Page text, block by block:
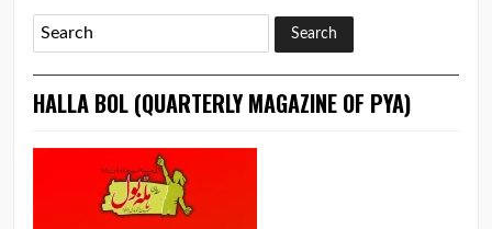
HALLA BOL (QUARTERLY MAGAZINE OF PYA)